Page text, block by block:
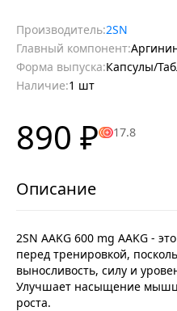
Производитель:2SN
Главный компонент:
Форма выпуска:Капсулы/
Наличие:1 шт
890 ₽ 17.8
2SN AAKG 600 mg AAKG -
перед тренировкой,
выносливость, силу и
Улучшает насыщение
роста.